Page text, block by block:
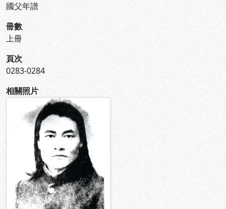
國父年譜
冊數
上冊
頁次
0283-0284
相關照片